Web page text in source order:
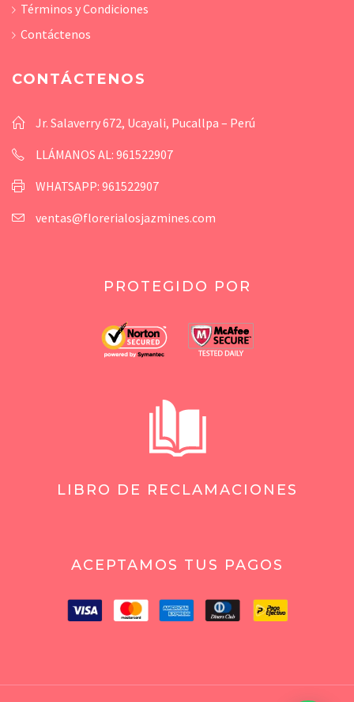
Términos y Condiciones
Contáctenos
CONTÁCTENOS
Jr. Salaverry 672, Ucayali, Pucallpa – Perú
LLÁMANOS AL: 961522907
WHATSAPP: 961522907
ventas@florerialosjazmines.com
PROTEGIDO POR
LIBRO DE RECLAMACIONES
ACEPTAMOS TUS PAGOS